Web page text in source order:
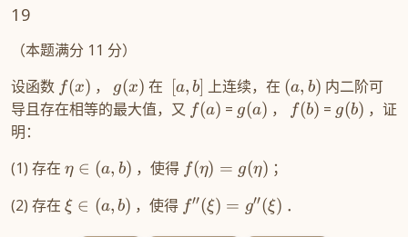
19
（本题满分 11 分）
设函数 f(x) ， g(x) 在 [a, b] 上连续，在 (a, b) 内二阶可
导且存在相等的最大值，又 f(a) = g(a) ， f(b) = g(b) ，证
明：
(1) 存在 η ∈ (a, b) ，使得 f(η) = g(η) ；
(2) 存在 ξ ∈ (a, b) ，使得 f′′(ξ) = g′′(ξ) ．